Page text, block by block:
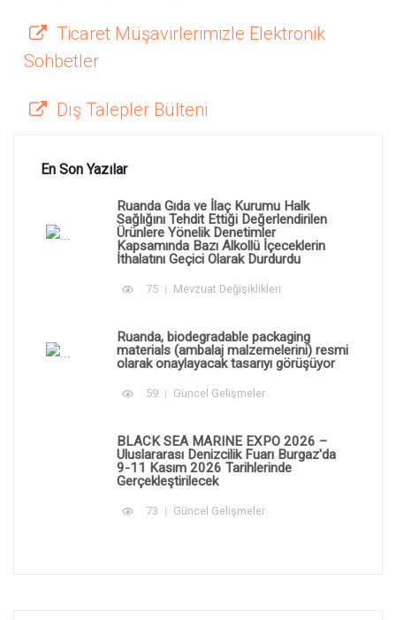
Ticaret Müşavirlerimizle Elektronik
Sohbetler
Dış Talepler Bülteni
En Son Yazılar
Ruanda Gıda ve İlaç Kurumu Halk
Sağlığını Tehdit Ettiği Değerlendirilen
Ürünlere Yönelik Denetimler
Kapsamında Bazı Alkollü İçeceklerin
İthalatını Geçici Olarak Durdurdu
75 Mevzuat Değişiklikleri
Ruanda, biodegradable packaging
materials (ambalaj malzemelerini) resmi
olarak onaylayacak tasarıyı görüşüyor
59 Güncel Gelişmeler
BLACK SEA MARINE EXPO 2026 –
Uluslararası Denizcilik Fuarı Burgaz'da
9-11 Kasım 2026 Tarihlerinde
Gerçekleştirilecek
73 Güncel Gelişmeler